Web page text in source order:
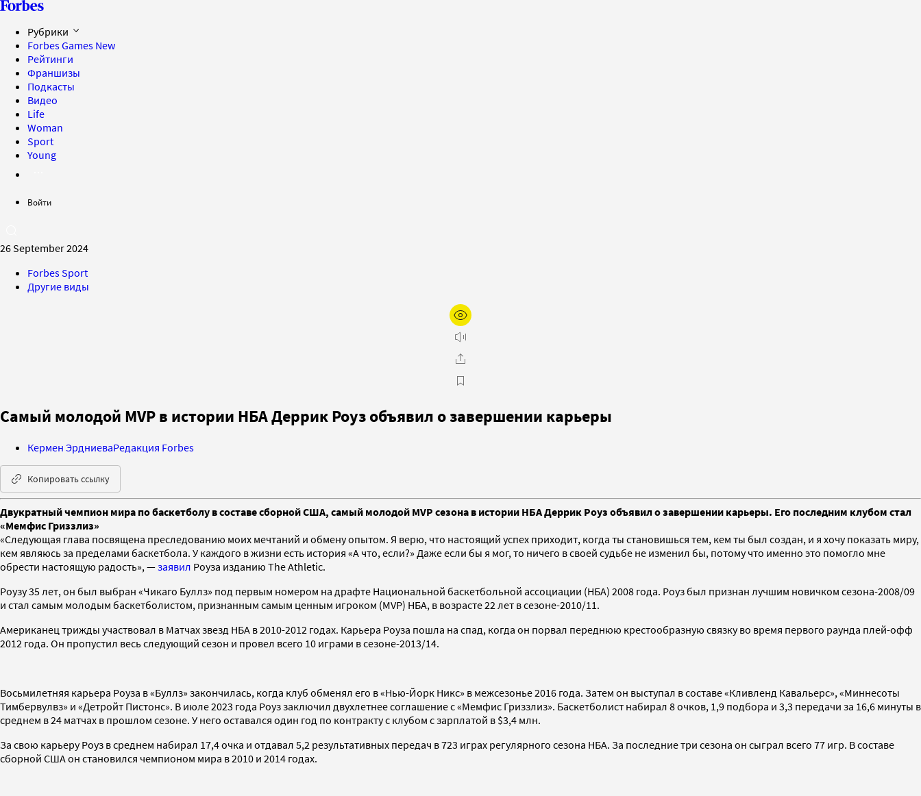
Рубрики
Forbes Games New
Рейтинги
Франшизы
Подкасты
Видео
Life
Woman
Sport
Young
Войти
26 September 2024
Forbes Sport
Другие виды
Самый молодой MVP в истории НБА Деррик Роуз объявил о завершении карьеры
Кермен ЭрдниеваРедакция Forbes
Копировать ссылку
Двукратный чемпион мира по баскетболу в составе сборной США, самый молодой MVP сезона в истории НБА Деррик Роуз объявил о завершении карьеры. Его последним клубом стал
«Мемфис Гриззлиз»
«Следующая глава посвящена преследованию моих мечтаний и обмену опытом. Я верю, что настоящий успех приходит, когда ты становишься тем, кем ты был создан, и я хочу показать миру,
кем являюсь за пределами баскетбола. У каждого в жизни есть история «А что, если?» Даже если бы я мог, то ничего в своей судьбе не изменил бы, потому что именно это помогло мне
обрести настоящую радость», —заявил Роуза изданию The Athletic.
Роузу 35 лет, он был выбран «Чикаго Буллз» под первым номером на драфте Национальной баскетбольной ассоциации (НБА) 2008 года. Роуз был признан лучшим новичком сезона-2008/09
и стал самым молодым баскетболистом, признанным самым ценным игроком (MVP) НБА, в возрасте 22 лет в сезоне-2010/11.
Американец трижды участвовал в Матчах звезд НБА в 2010-2012 годах. Карьера Роуза пошла на спад, когда он порвал переднюю крестообразную связку во время первого раунда плей-офф
2012 года. Он пропустил весь следующий сезон и провел всего 10 играми в сезоне-2013/14.
Восьмилетняя карьера Роуза в «Буллз» закончилась, когда клуб обменял его в «Нью-Йорк Никс» в межсезонье 2016 года. Затем он выступал в составе «Кливленд Кавальерс», «Миннесоты
Тимбервулвз» и «Детройт Пистонс». В июле 2023 года Роуз заключил двухлетнее соглашение с «Мемфис Гриззлиз». Баскетболист набирал 8 очков, 1,9 подбора и 3,3 передачи за 16,6 минуты в
среднем в 24 матчах в прошлом сезоне. У него оставался один год по контракту с клубом с зарплатой в $3,4 млн.
За свою карьеру Роуз в среднем набирал 17,4 очка и отдавал 5,2 результативных передач в 723 играх регулярного сезона НБА. За последние три сезона он сыграл всего 77 игр. В составе
сборной США он становился чемпионом мира в 2010 и 2014 годах.